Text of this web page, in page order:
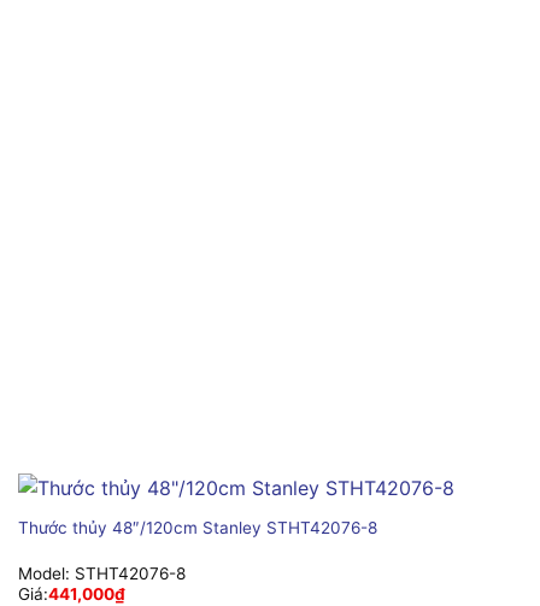
Thước thủy 48″/120cm Stanley STHT42076-8
Model: STHT42076-8
Giá:441,000₫